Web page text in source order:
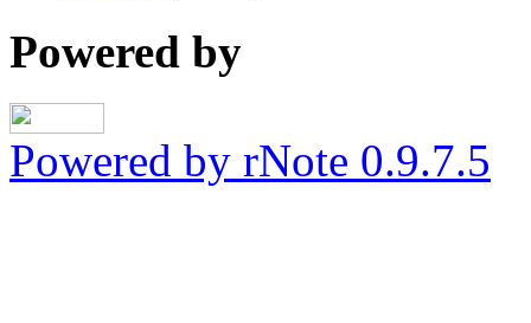
Powered by
Powered by rNote 0.9.7.5